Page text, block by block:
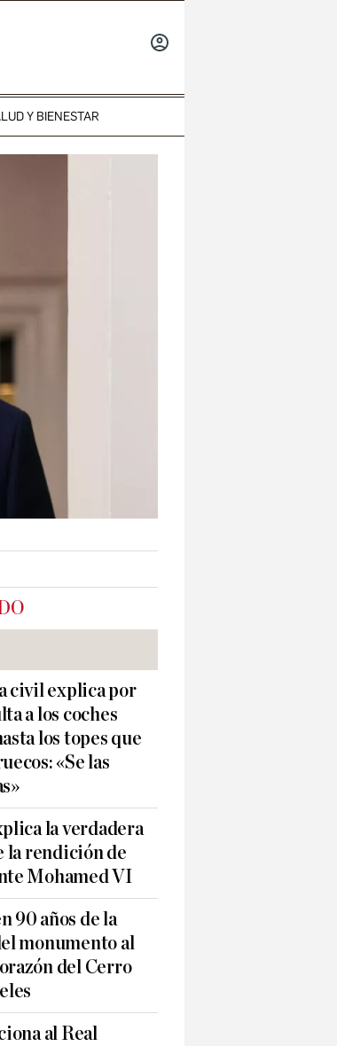
Y BIENESTAR
civil explica por
a los coches
los topes que
«Se las
la verdadera
la rendición de
Mohamed VI
90 años de la
monumento al
del Cerro
al Real